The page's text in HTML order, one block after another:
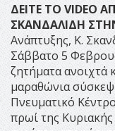
ΔΕΙΤΕ ΤΟ VIDEO
ΣΚΑΝΔΑΛΙΔΗ
Ανάπτυξης, Κ.
Σάββατο 5
ζητήματα ανοιχτά
μαραθώνια
Πνευματικό
πρωί της